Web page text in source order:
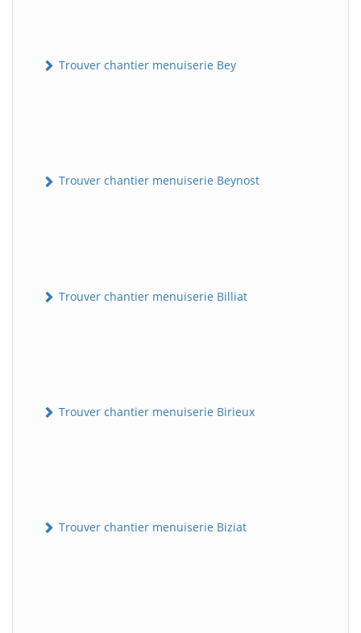
Trouver chantier menuiserie Bey
Trouver chantier menuiserie Beynost
Trouver chantier menuiserie Billiat
Trouver chantier menuiserie Birieux
Trouver chantier menuiserie Biziat